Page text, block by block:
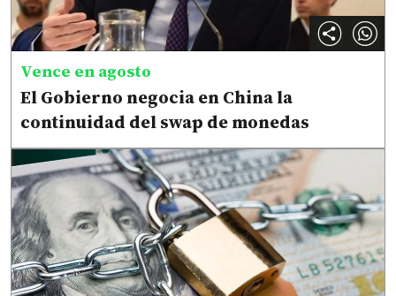
Vence en agosto
El Gobierno negocia en China la
continuidad del swap de monedas